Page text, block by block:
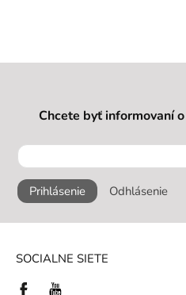
Chcete byť informovaní
Prihlásenie Odhlásenie
SOCIALNE SIETE